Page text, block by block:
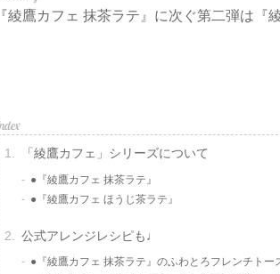
『綾鷹カフェ 抹茶ラテ』に次ぐ第二弾は『
「綾鷹カフェ」シリーズについて
●『綾鷹カフェ 抹茶ラテ』
●『綾鷹カフェ ほうじ茶ラテ』
公式アレンジレシピも♩
●『綾鷹カフェ 抹茶ラテ』のふわとろフレンチトー